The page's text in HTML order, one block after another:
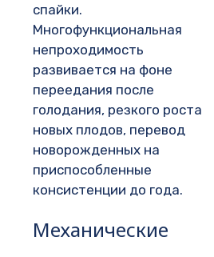
спайки.
Многофункциональная
непроходимость
развивается на фоне
переедания после
голодания, резкого роста
новых плодов, перевод
новорожденных на
приспособленные
консистенции до года.
Механические